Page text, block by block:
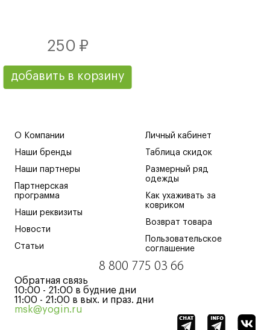
250 ₽
добавить в корзину
О Компании
Наши бренды
Наши партнеры
Партнерская
программа
Наши реквизиты
Новости
Статьи
Личный кабинет
Таблица скидок
Размерный ряд
одежды
Как ухаживать за
ковриком
Возврат товара
Пользовательское
соглашение
8 800 775 03 66
Обратная связь
10:00 - 21:00 в будние дни
11:00 - 21:00 в вых. и праз. дни
msk@yogin.ru